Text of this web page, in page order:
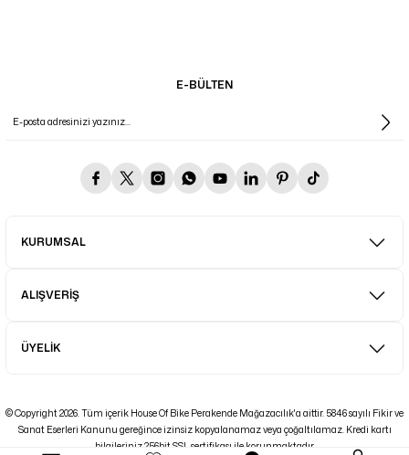
E-BÜLTEN
KURUMSAL
ALIŞVERİŞ
ÜYELİK
© Copyright 2026. Tüm içerik House Of Bike Perakende Mağazacılık'a aittir. 5846 sayılı Fikir ve
Sanat Eserleri Kanunu gereğince izinsiz kopyalanamaz veya çoğaltılamaz. Kredi kartı
bilgileriniz 256bit SSL sertifikası ile korunmaktadır.